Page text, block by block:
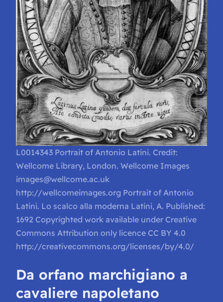
L0014343 Portrait of Antonio Latini. Credit:
Wellcome Library, London. Wellcome Images
images@wellcome.ac.uk
http://wellcomeimages.org Portrait of Antonio
Latini. Lo scalco alla moderna Latini, A. Published:
1692 Copyrighted work available under Creative
Commons Attribution only licence CC BY 4.0
http://creativecommons.org/licenses/by/4.0/
Da orfano marchigiano a
cavaliere napoletano